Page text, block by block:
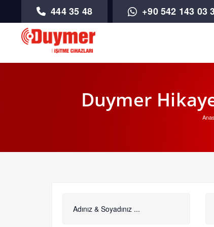
444 35 48 +90 542 143 03
Duymer